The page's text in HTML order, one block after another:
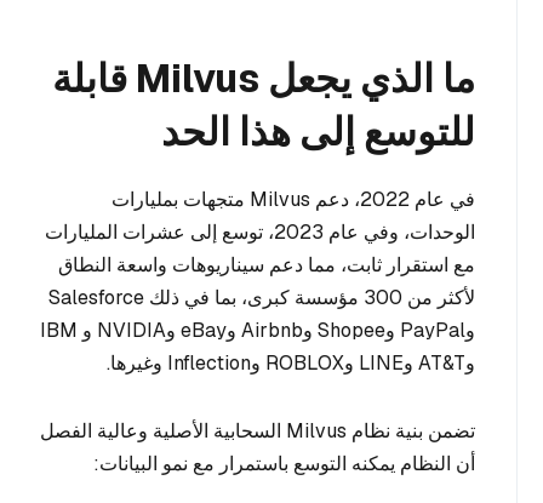
ما الذي يجعل Milvus قابلة
للتوسع إلى هذا الحد
في عام 2022، دعم Milvus متجهات بمليارات
الوحدات، وفي عام 2023، توسع إلى عشرات المليارات
مع استقرار ثابت، مما دعم سيناريوهات واسعة النطاق
لأكثر من 300 مؤسسة كبرى، بما في ذلك Salesforce
وPayPal وShopee وAirbnb وeBay وNVIDIA و IBM
وAT&T وLINE وROBLOX وInflection وغيرها.
تضمن بنية نظام Milvus السحابية الأصلية وعالية الفصل
أن النظام يمكنه التوسع باستمرار مع نمو البيانات: